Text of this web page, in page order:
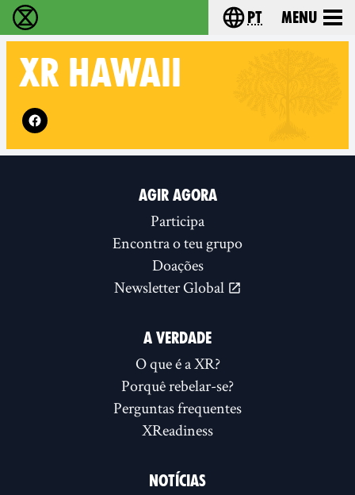
Extinction Rebellion - Home Choose your
pt Menu
XR HAWAII
Follow XR Hawaii on
AGIR AGORA
Participa
Encontra o teu grupo
Doações
Newsletter Global
A VERDADE
O que é a XR?
Porquê rebelar-se?
Perguntas frequentes
XReadiness
NOTÍCIAS